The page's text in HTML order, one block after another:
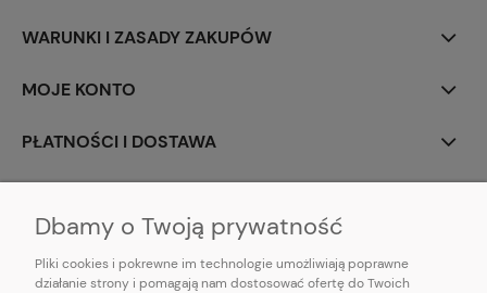
WARUNKI I ZASADY ZAKUPÓW
MOJE KONTO
PŁATNOŚCI I DOSTAWA
Dbamy o Twoją prywatność
Pliki cookies i pokrewne im technologie umożliwiają poprawne
działanie strony i pomagają nam dostosować ofertę do Twoich